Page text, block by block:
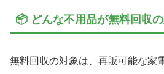
📦 どんな不用品が無料回収
無料回収の対象は、再販可能な家